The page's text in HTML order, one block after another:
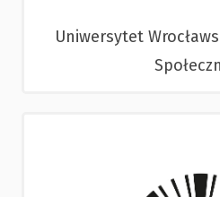
Uniwersytet